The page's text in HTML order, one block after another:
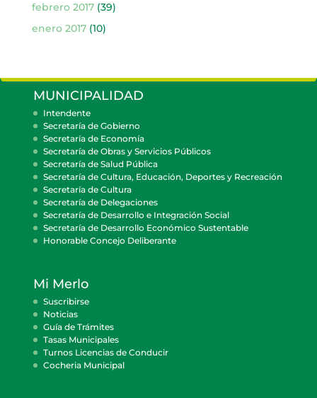
febrero 2017(39)
enero 2017(10)
MUNICIPALIDAD
Intendente
Secretaría de Gobierno
Secretaría de Economía
Secretaría de Obras y Servicios Públicos
Secretaría de Salud Pública
Secretaría de Cultura, Educación, Deportes y Recreación
Secretaría de Cultura
Secretaría de Delegaciones
Secretaría de Desarrollo e Integración Social
Secretaría de Desarrollo Económico Sustentable
Honorable Concejo Deliberante
Mi Merlo
Suscribirse
Noticias
Guía de Trámites
Tasas Municipales
Turnos Licencias de Conducir
Cocheria Municipal